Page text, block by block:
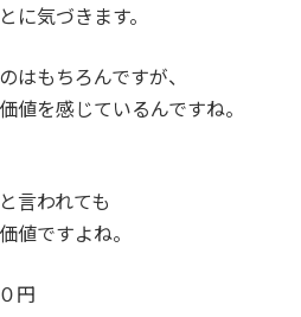
に気づきます。
はもちろんですが、
値を感じているんですね。
言われても
値ですよね。
円